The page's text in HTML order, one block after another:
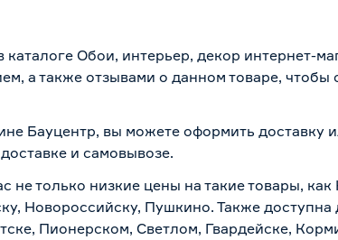
Обои, интерьер, декор интернет-
а также отзывами о данном товаре, чтобы
Бауцентр, вы можете оформить доставку
доставке и самовывозе.
только низкие цены на такие товары, как
Новороссийску, Пушкино. Также доступна
Пионерском, Светлом, Гвардейске,